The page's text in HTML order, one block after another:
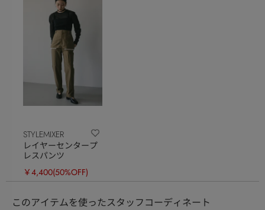
STYLEMIXER
レイヤーセンタープ
レスパンツ
￥4,400(50%OFF)
このアイテムを使ったスタッフコーディネート